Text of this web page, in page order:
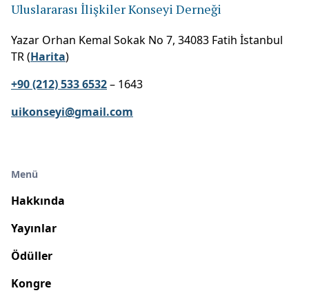
Uluslararası İlişkiler Konseyi Derneği
Yazar Orhan Kemal Sokak No 7, 34083 Fatih İstanbul
TR (Harita)
+90 (212) 533 6532– 1643
uikonseyi@gmail.com
Menü
Hakkında
Yayınlar
Ödüller
Kongre